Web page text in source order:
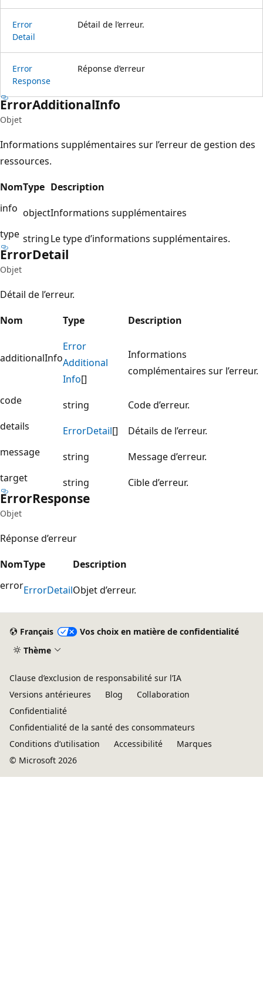
Error
Detail
Détail de l’erreur.
Error
Response
Réponse d’erreur
ErrorAdditionalInfo
Objet
Informations supplémentaires sur l’erreur de gestion des
ressources.
NomType Description
info objectInformations supplémentaires
type stringLe type d’informations supplémentaires.
ErrorDetail
Objet
Détail de l’erreur.
Nom
Type Description
additionalInfo
Error
Additional
Info[]
Informations
complémentaires sur l’erreur.
code string
Code d’erreur.
details
ErrorDetail[]
Détails de l’erreur.
message
string
Message d’erreur.
target
string Cible d’erreur.
ErrorResponse
Objet
Réponse d’erreur
NomType
Description
errorErrorDetailObjet d’erreur.
Français
Vos choix en matière de confidentialité
Thème
Clause d’exclusion de responsabilité sur l’IA
Versions antérieures
Blog
Collaboration
Confidentialité
Confidentialité de la santé des consommateurs
Conditions d’utilisation
Accessibilité
Marques
© Microsoft 2026